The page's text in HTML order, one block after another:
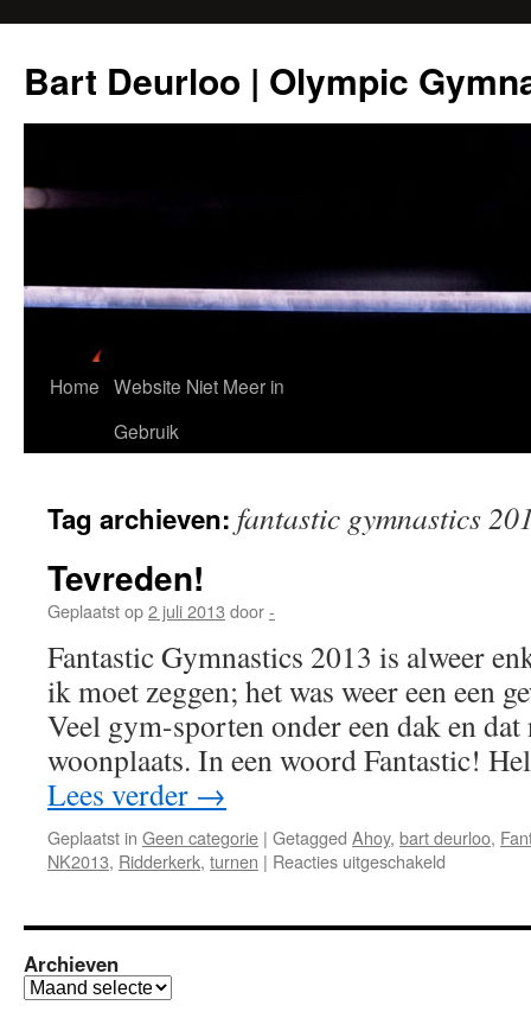
de
inhoud
Bart Deurloo | Olympic
Home Website Niet Meer in
Gebruik
Tag archieven: fantastic gymnastics
Tevreden!
Geplaatst op2 juli 2013 door-
Fantastic Gymnastics 2013 is alweer
ik moet zeggen; het was weer een een
Veel gym-sporten onder een dak en
woonplaats. In een woord Fantastic!
Lees verder →
Geplaatst in Geen categorie | Getagged Ahoy, bart deurloo,
NK2013, Ridderkerk, turnen | Reacties uitgeschakeld
Archieven
Archieven